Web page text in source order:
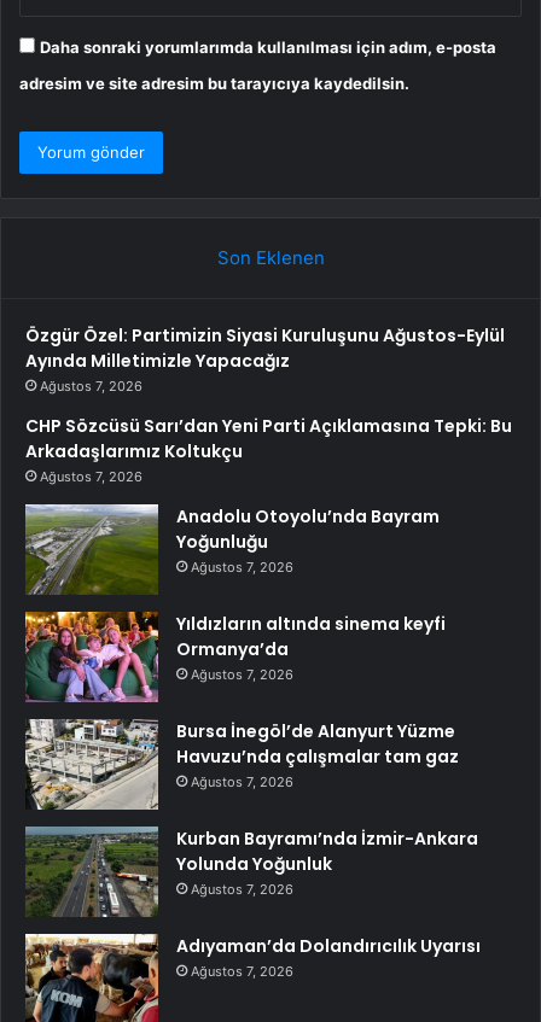
Daha sonraki yorumlarımda kullanılması için adım, e-posta
adresim ve site adresim bu tarayıcıya kaydedilsin.
Son Eklenen
Özgür Özel: Partimizin Siyasi Kuruluşunu Ağustos-Eylül
Ayında Milletimizle Yapacağız
Ağustos 7, 2026
CHP Sözcüsü Sarı’dan Yeni Parti Açıklamasına Tepki: Bu
Arkadaşlarımız Koltukçu
Ağustos 7, 2026
Anadolu Otoyolu’nda Bayram
Yoğunluğu
Ağustos 7, 2026
Yıldızların altında sinema keyfi
Ormanya’da
Ağustos 7, 2026
Bursa İnegöl’de Alanyurt Yüzme
Havuzu’nda çalışmalar tam gaz
Ağustos 7, 2026
Kurban Bayramı’nda İzmir-Ankara
Yolunda Yoğunluk
Ağustos 7, 2026
Adıyaman’da Dolandırıcılık Uyarısı
Ağustos 7, 2026